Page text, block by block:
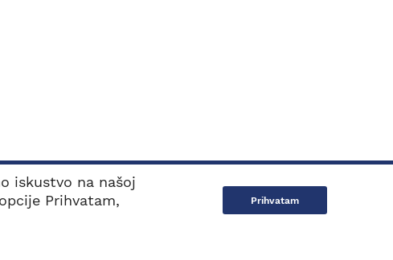
BESPLATAN INFO
0800 100 103
iskustvo na našoj
Prihvatam,
Prihvatam